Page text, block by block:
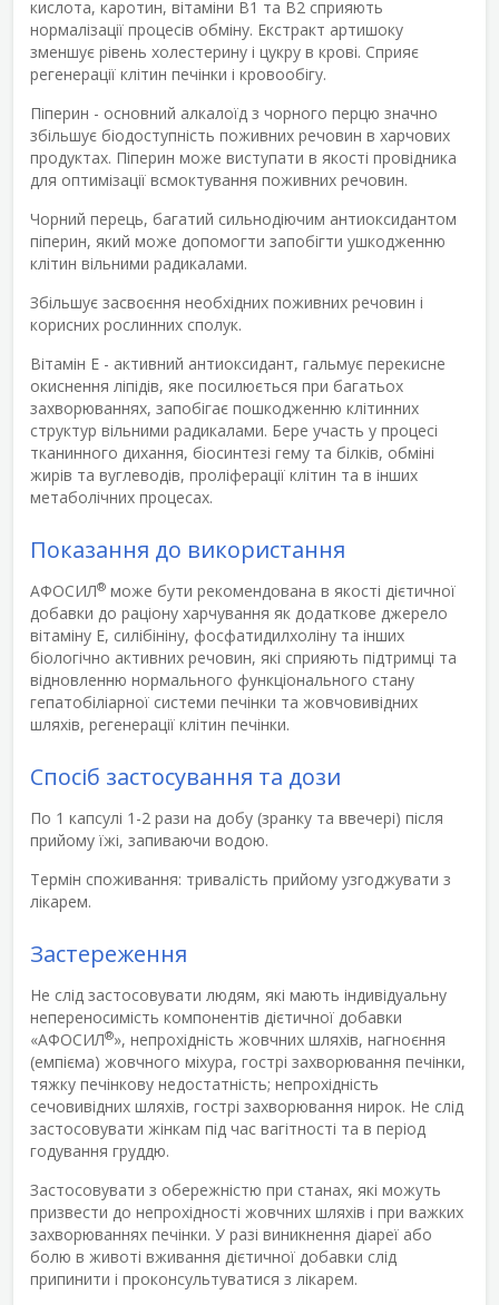
кислота, каротин, вітаміни В1 та В2 сприяють
нормалізації процесів обміну. Екстракт артишоку
зменшує рівень холестерину і цукру в крові. Сприяє
регенерації клітин печінки і кровообігу.
Піперин - основний алкалоїд з чорного перцю значно
збільшує біодоступність поживних речовин в харчових
продуктах. Піперин може виступати в якості провідника
для оптимізації всмоктування поживних речовин.
Чорний перець, багатий сильнодіючим антиоксидантом
піперин, який може допомогти запобігти ушкодженню
клітин вільними радикалами.
Збільшує засвоєння необхідних поживних речовин і
корисних рослинних сполук.
Вітамін Е - активний антиоксидант, гальмує перекисне
окиснення ліпідів, яке посилюється при багатьох
захворюваннях, запобігає пошкодженню клітинних
структур вільними радикалами. Бере участь у процесі
тканинного дихання, біосинтезі гему та білків, обміні
жирів та вуглеводів, проліферації клітин та в інших
метаболічних процесах.
Показання до використання
АФОСИЛ® може бути рекомендована в якості дієтичної
добавки до раціону харчування як додаткове джерело
вітаміну Е, силібініну, фосфатидилхоліну та інших
біологічно активних речовин, які сприяють підтримці та
відновленню нормального функціонального стану
гепатобіліарної системи печінки та жовчовивідних
шляхів, регенерації клітин печінки.
Спосіб застосування та дози
По 1 капсулі 1-2 рази на добу (зранку та ввечері) після
прийому їжі, запиваючи водою.
Термін споживання: тривалість прийому узгоджувати з
лікарем.
Застереження
Не слід застосовувати людям, які мають індивідуальну
непереносимість компонентів дієтичної добавки
«АФОСИЛ®», непрохідність жовчних шляхів, нагноєння
(емпієма) жовчного міхура, гострі захворювання печінки,
тяжку печінкову недостатність; непрохідність
сечовивідних шляхів, гострі захворювання нирок. Не слід
застосовувати жінкам під час вагітності та в період
годування груддю.
Застосовувати з обережністю при станах, які можуть
призвести до непрохідності жовчних шляхів і при важких
захворюваннях печінки. У разі виникнення діареї або
болю в животі вживання дієтичної добавки слід
припинити і проконсультуватися з лікарем.